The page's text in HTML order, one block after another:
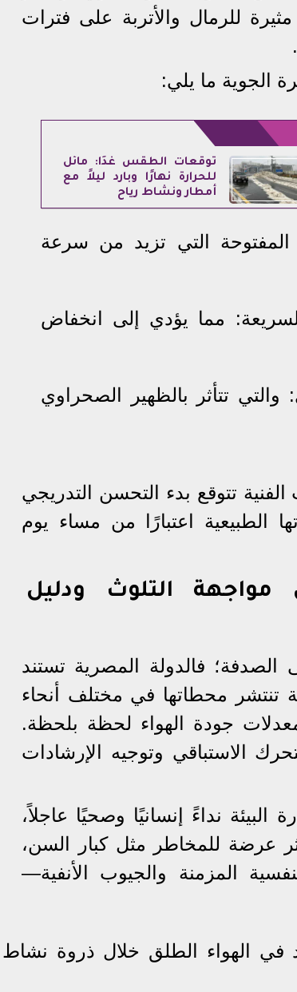
للرمال والأتربة على فترات
الجوية ما يلي:
توقعات الطقس غدًا: مائل
للحرارة نهارًا وبارد ليلاً مع
أمطار ونشاط رياح
التي تزيد من سرعة
مما يؤدي إلى انخفاض
تتأثر بالظهير الصحراوي
تتوقع بدء التحسن التدريجي
الطبيعية اعتبارًا من مساء يوم
مواجهة التلوث ودليل
الصدفة؛ فالدولة المصرية تستند
تنتشر محطاتها في مختلف أنحاء
جودة الهواء لحظة بلحظة.
الاستباقي وتوجيه الإرشادات
نداءً إنسانيًا وصحيًا عاجلاً،
عرضة للمخاطر مثل كبار السن،
المزمنة والجيوب الأنفية—
في الهواء الطلق خلال ذروة نشاط